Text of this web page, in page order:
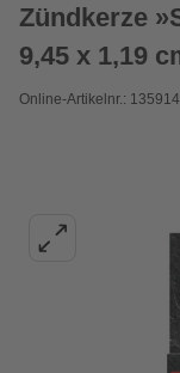
Zündkerze
9,45 x 1,19
Online-Artikelnr.: